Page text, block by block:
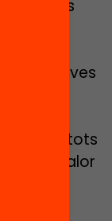
pots
iniciatives
o
a tots
d’alt valor